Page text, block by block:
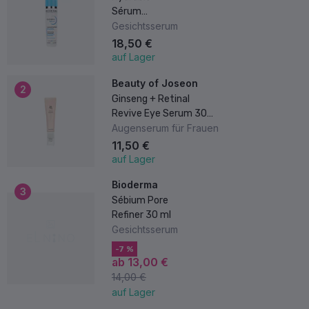
Sérum
Moisturising
Concentrate
40 ml
Gesichtsserum
18,50 €
auf Lager
2
Beauty of Joseon
Ginseng + Retinal
Revive Eye Serum 30
ml
Augenserum für Frauen
11,50 €
auf Lager
3
Bioderma
Sébium Pore
Refiner 30 ml
Gesichtsserum
-7 %
ab 13,00 €
14,00 €
auf Lager